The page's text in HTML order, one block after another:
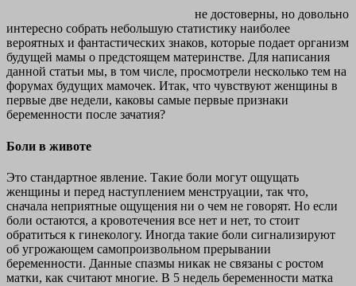
не достоверны, но довольно
интересно собрать небольшую статистику наиболее
вероятных и фантастических знаков, которые подает организм
будущей мамы о предстоящем материнстве. Для написания
данной статьи мы, в том числе, просмотрели несколько тем на
форумах будущих мамочек. Итак, что чувствуют женщины в
первые две недели, каковы самые первые признаки
беременности после зачатия?
Боли в животе
Это стандартное явление. Такие боли могут ощущать
женщины и перед наступлением менструации, так что,
сначала неприятные ощущения ни о чем не говорят. Но если
боли остаются, а кровотечения все нет и нет, то стоит
обратиться к гинекологу. Иногда такие боли сигнализируют
об угрожающем самопроизвольном прерывании
беременности. Данные спазмы никак не связаны с ростом
матки, как считают многие. В 5 недель беременности матка